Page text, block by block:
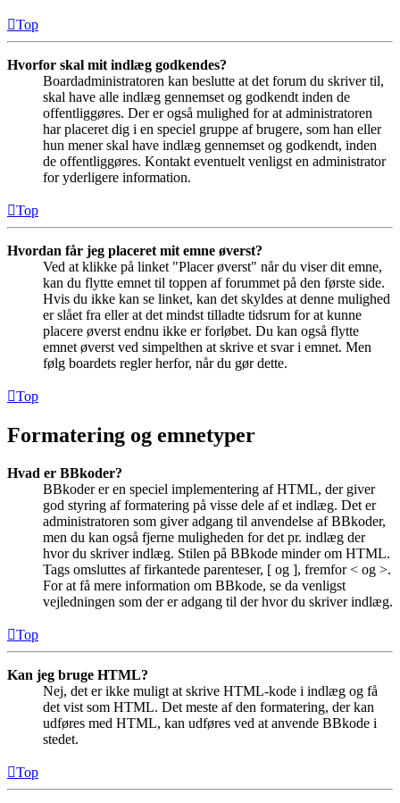
Top
Hvorfor skal mit indlæg godkendes?
Boardadministratoren kan beslutte at det forum du skriver til,
skal have alle indlæg gennemset og godkendt inden de
offentliggøres. Der er også mulighed for at administratoren
har placeret dig i en speciel gruppe af brugere, som han eller
hun mener skal have indlæg gennemset og godkendt, inden
de offentliggøres. Kontakt eventuelt venligst en administrator
for yderligere information.
Top
Hvordan får jeg placeret mit emne øverst?
Ved at klikke på linket "Placer øverst" når du viser dit emne,
kan du flytte emnet til toppen af forummet på den første side.
Hvis du ikke kan se linket, kan det skyldes at denne mulighed
er slået fra eller at det mindst tilladte tidsrum for at kunne
placere øverst endnu ikke er forløbet. Du kan også flytte
emnet øverst ved simpelthen at skrive et svar i emnet. Men
følg boardets regler herfor, når du gør dette.
Top
Formatering og emnetyper
Hvad er BBkoder?
BBkoder er en speciel implementering af HTML, der giver
god styring af formatering på visse dele af et indlæg. Det er
administratoren som giver adgang til anvendelse af BBkoder,
men du kan også fjerne muligheden for det pr. indlæg der
hvor du skriver indlæg. Stilen på BBkode minder om HTML.
Tags omsluttes af firkantede parenteser, [ og ], fremfor < og >.
For at få mere information om BBkode, se da venligst
vejledningen som der er adgang til der hvor du skriver indlæg.
Top
Kan jeg bruge HTML?
Nej, det er ikke muligt at skrive HTML-kode i indlæg og få
det vist som HTML. Det meste af den formatering, der kan
udføres med HTML, kan udføres ved at anvende BBkode i
stedet.
Top